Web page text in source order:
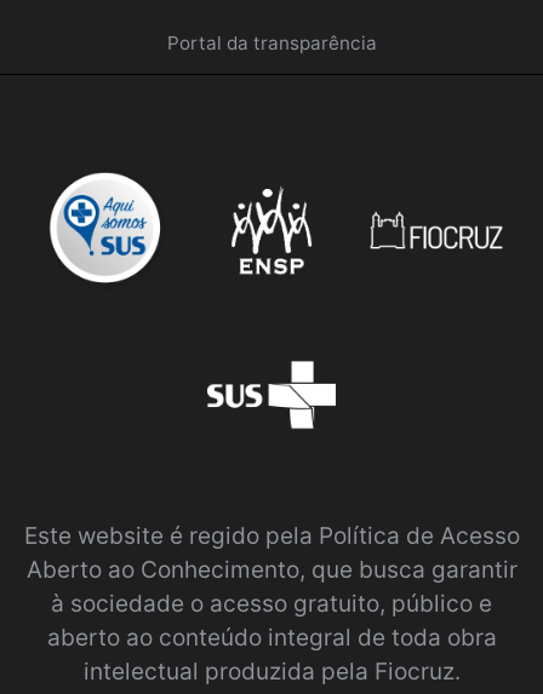
Portal da transparência
Este website é regido pela Política de Acesso
Aberto ao Conhecimento, que busca garantir
à sociedade o acesso gratuito, público e
aberto ao conteúdo integral de toda obra
intelectual produzida pela Fiocruz.